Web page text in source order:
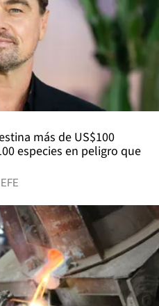
más de US$100
especies en peligro que